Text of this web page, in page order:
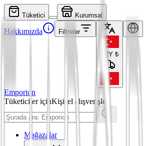
Tüketici Kurumsal
Hakkımızda Filtreler
TRY ₺
Emporion
Tüketiciler içinKişisel alışverişler
Mağazalar